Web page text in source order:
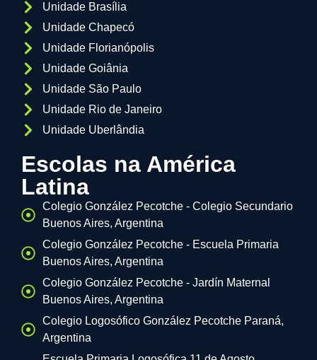
Unidade Brasília
Unidade Chapecó
Unidade Florianópolis
Unidade Goiânia
Unidade São Paulo
Unidade Rio de Janeiro
Unidade Uberlândia
Escolas na América
Latina
Colegio González Pecotche - Colegio Secundario
Buenos Aires, Argentina
Colegio González Pecotche - Escuela Primaria
Buenos Aires, Argentina
Colegio González Pecotche - Jardín Maternal
Buenos Aires, Argentina
Colegio Logosófico González Pecotche Paraná,
Argentina